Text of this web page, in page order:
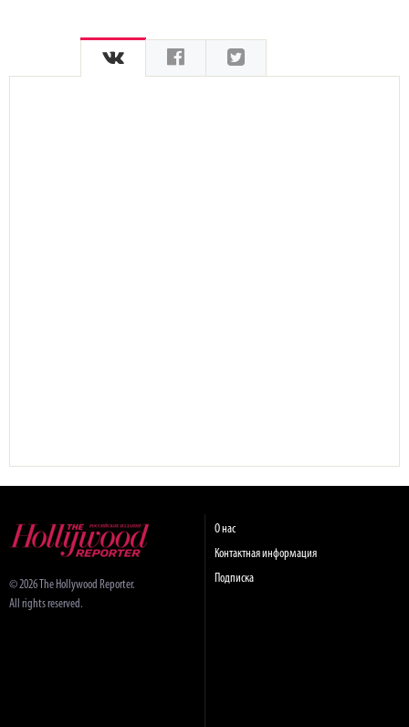
© 2026 The Hollywood Reporter.
All rights reserved.
О нас
Контактная информация
Подписка